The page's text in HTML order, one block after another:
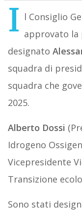
I l Consiglio
approvato la
designato
squadra di
squadra che
2025.
Alberto Dossi
Idrogeno
Vicepresidente
Transizione
Sono stati